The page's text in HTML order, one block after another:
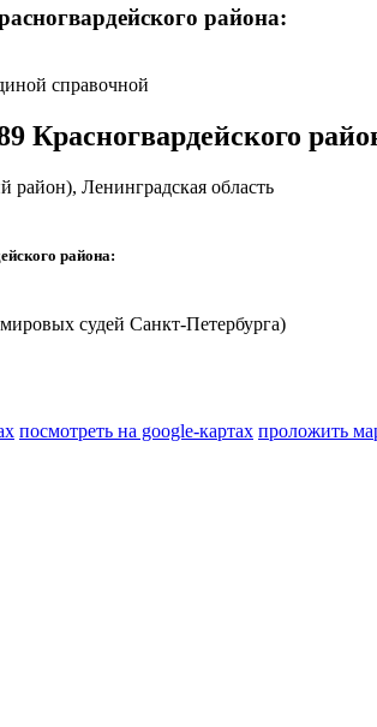
исключением дел о восстановлении на
более 3 лет лишения свободы.
района:
справочной
Красногвардейского
район), Ленинградская область
района:
судей Санкт-Петербурга)
посмотреть на google-картах проложить